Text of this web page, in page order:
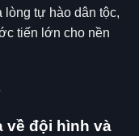
lòng tự hào dân tộc,
tiến lớn cho nền
về đội hình và